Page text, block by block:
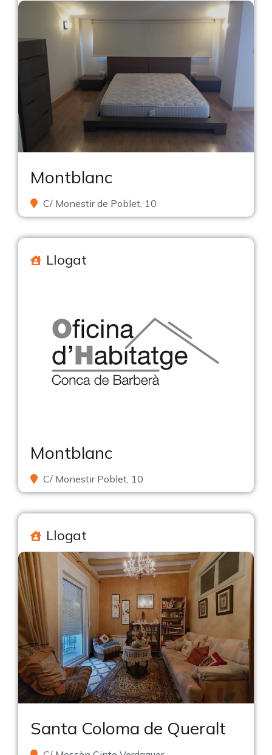
Montblanc
C/ Monestir de Poblet, 10
Llogat
Montblanc
C/ Monestir Poblet, 10
Llogat
Santa Coloma de Queralt